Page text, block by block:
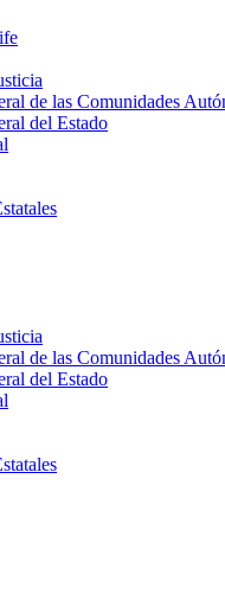
de las Comunidades
del Estado
de las Comunidades
del Estado